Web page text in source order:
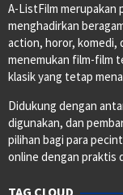
A-ListFilm merupakan
menghadirkan
action, horor, komedi,
menemukan film-film
klasik yang tetap
Didukung dengan
digunakan, dan
pilihan bagi para
online dengan praktis